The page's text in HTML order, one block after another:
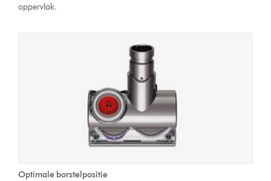
oppervlak.
Optimale borstelpositie